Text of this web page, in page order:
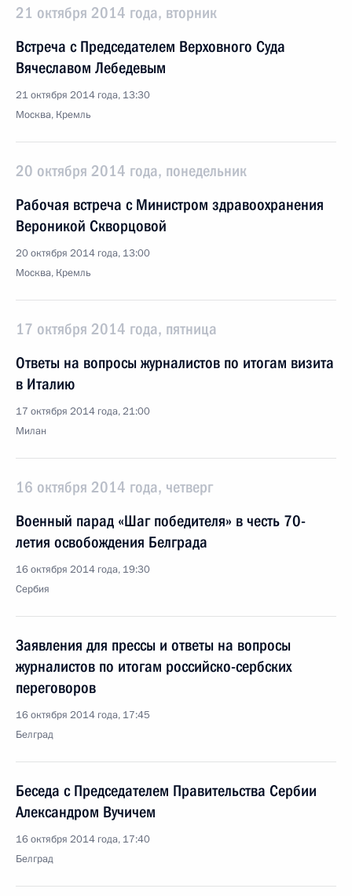
21 октября 2014 года, вторник
Встреча с Председателем Верховного Суда
Вячеславом Лебедевым
21 октября 2014 года, 13:30
Москва, Кремль
20 октября 2014 года, понедельник
Рабочая встреча с Министром здравоохранения
Вероникой Скворцовой
20 октября 2014 года, 13:00
Москва, Кремль
17 октября 2014 года, пятница
Ответы на вопросы журналистов по итогам визита
в Италию
17 октября 2014 года, 21:00
Милан
16 октября 2014 года, четверг
Военный парад «Шаг победителя» в честь 70-
летия освобождения Белграда
16 октября 2014 года, 19:30
Сербия
Заявления для прессы и ответы на вопросы
журналистов по итогам российско-сербских
переговоров
16 октября 2014 года, 17:45
Белград
Беседа с Председателем Правительства Сербии
Александром Вучичем
16 октября 2014 года, 17:40
Белград